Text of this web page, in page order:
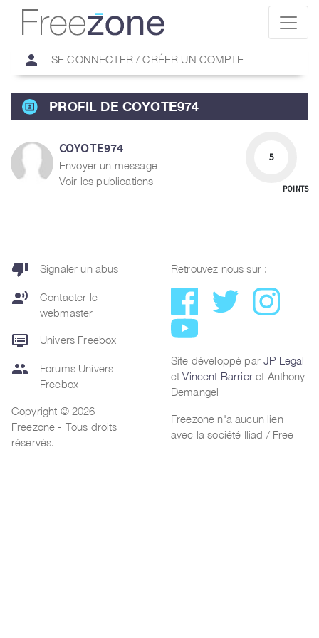
person SE CONNECTER / CRÉER UN COMPTE
PROFIL DE COYOTE974
COYOTE974
Envoyer un message
Voir les publications
5
POINTS
thumb_down Signaler un abus
record_voice_over
Contacter le
webmaster
dvr Univers Freebox
group
Forums Univers
Freebox
Copyright © 2026 -
Freezone - Tous droits
réservés.
Retrouvez nous sur :
Site développé parJP Legal
etVincent Barrieret Anthony
Demangel
Freezone n'a aucun lien
avec la société Iliad / Free